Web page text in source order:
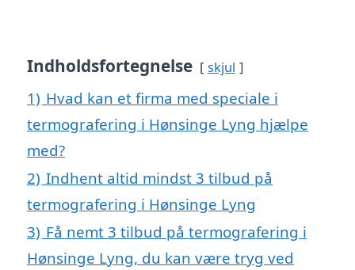
Indholdsfortegnelse skjul
1) Hvad kan et firma med speciale i
termografering i Hønsinge Lyng hjælpe
med?
2) Indhent altid mindst 3 tilbud på
termografering i Hønsinge Lyng
3) Få nemt 3 tilbud på termografering i
Hønsinge Lyng, du kan være tryg ved